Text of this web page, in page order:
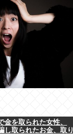
金を取られた女性、
し取られたお金、取り